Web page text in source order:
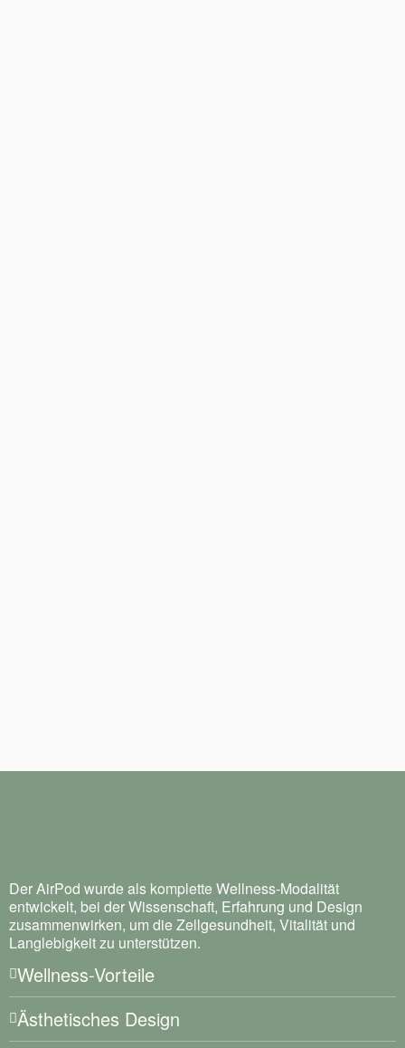
Der AirPod wurde als komplette Wellness-Modalität
entwickelt, bei der Wissenschaft, Erfahrung und Design
zusammenwirken, um die Zellgesundheit, Vitalität und
Langlebigkeit zu unterstützen.
Wellness-Vorteile
Ästhetisches Design